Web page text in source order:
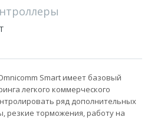
Smart имеет базовый
легкого коммерческого
ряд дополнительных
резкие торможения, работу на